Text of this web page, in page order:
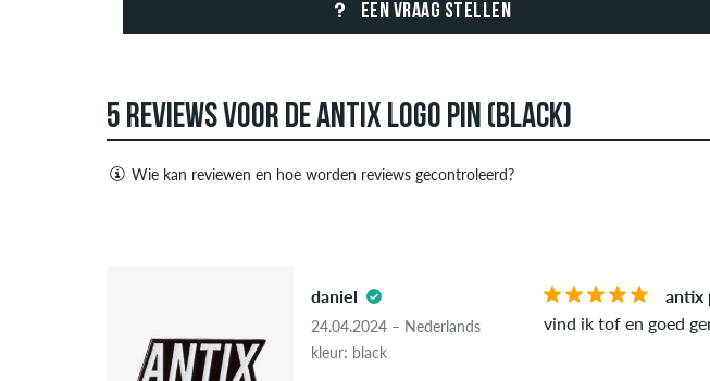
EEN VRAAG STELLEN
5 REVIEWS VOOR DE ANTIX LOGO PIN (BLACK)
Wie kan reviewen en hoe worden reviews gecontroleerd?
negatieve recensies. Recensies met beledigende of obscene inhoud en
Als de recensie afkomstig is van een persoon die dit artikel daadwerkelijk
"geverifieerde aankoop". Voor deze mensen werd de aankoop geverifieerd op
garanderen dat de persoon het item echt bezit of heeft gehad.
daniel
24.04.2024 – Nederlands
kleur: black
antix
vind ik tof en goed